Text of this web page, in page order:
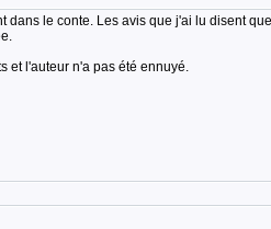
le conte. Les avis que j'ai lu disent
et l'auteur n'a pas été ennuyé.